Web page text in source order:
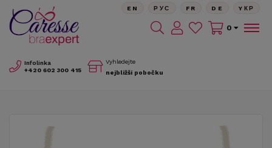
Infolinka
+420 602 300 415
Vyhledejte
nejbližší pobočku
EN РУС FR DE YКР
0